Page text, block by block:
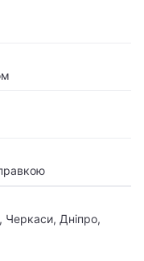
Черкаси, Дніпро,